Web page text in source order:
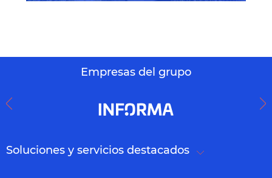
Empresas del grupo
Soluciones y servicios destacados